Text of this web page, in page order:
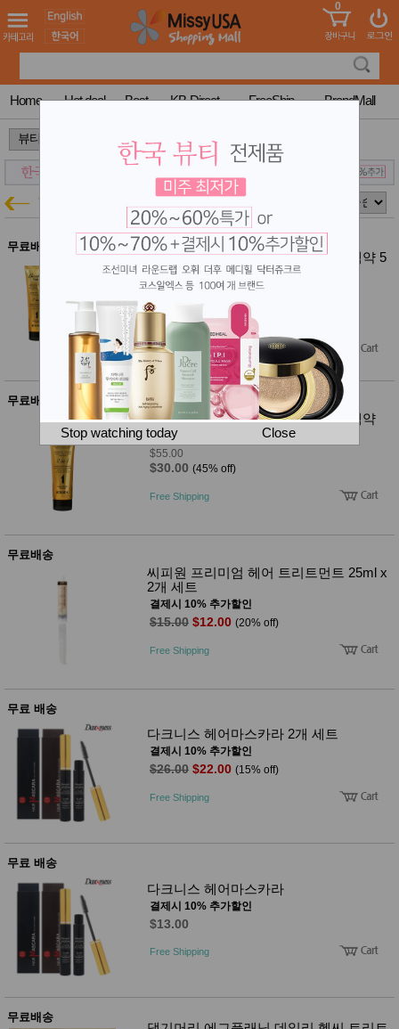
도 어린이
청소년
컬러링
북
한국학
습지
미국학
습지
고
국 송
꽃배송
건 홍삼전
드
건강보
조제품
기능성
건강식
성용품
뷰 스킨케
헤어케
어/염색
바디케
어/향수
장품
미용제
품
주방가
계절/생
기브랜
드
주방소
품
즉석가
면류
양념/소
스/가루
농산품
놀이방
매트
드(칠
MissyShop
Login
0
Home Hot deal Best KB-Direct FreeShip BrandMall
Stop watching today Close
>
헤어케어 뷰티특가
무료배송
보스티나 시즌 2 더 플러스 헤어 염색약 5
개 세트
결제시 10% 추가할인
$275.00
$120.00(56% off)
Free Shipping
무료배송
보스티나 시즌 2 더 플러스 헤어 염색약
결제시 10% 추가할인
$55.00
$30.00 (45% off)
Free Shipping
무료배송
씨피원 프리미엄 헤어 트리트먼트 25ml x
2개 세트
결제시 10% 추가할인
$15.00 $12.00 (20% off)
Free Shipping
무료 배송
다크니스 헤어마스카라 2개 세트
결제시 10% 추가할인
$26.00 $22.00 (15% off)
Free Shipping
무료 배송
다크니스 헤어마스카라
결제시 10% 추가할인
$13.00
Free Shipping
무료배송